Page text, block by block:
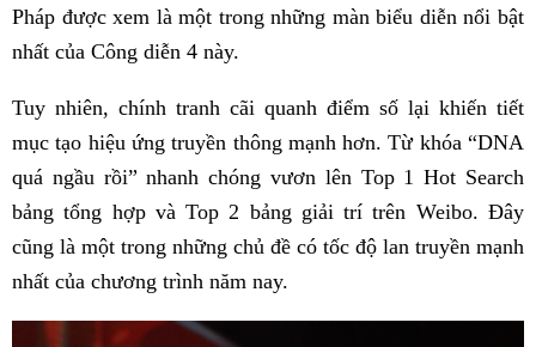
Pháp được xem là một trong những màn biểu diễn nổi bật
nhất của Công diễn 4 này.
Tuy nhiên, chính tranh cãi quanh điểm số lại khiến tiết
mục tạo hiệu ứng truyền thông mạnh hơn. Từ khóa “DNA
quá ngầu rồi” nhanh chóng vươn lên Top 1 Hot Search
bảng tổng hợp và Top 2 bảng giải trí trên Weibo. Đây
cũng là một trong những chủ đề có tốc độ lan truyền mạnh
nhất của chương trình năm nay.